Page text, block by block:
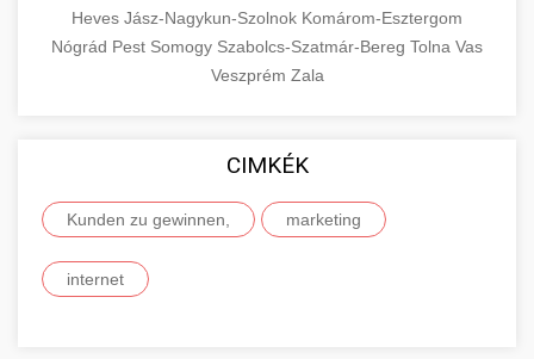
Heves Jász-Nagykun-Szolnok Komárom-Esztergom
Nógrád Pest Somogy Szabolcs-Szatmár-Bereg Tolna Vas
Veszprém Zala
CIMKÉK
Kunden zu gewinnen, marketing
internet